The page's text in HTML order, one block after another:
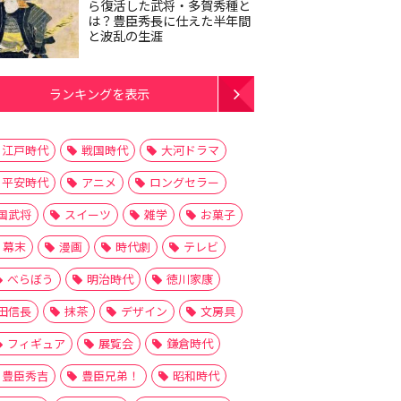
ら復活した武将・多賀秀種と
は？豊臣秀長に仕えた半年間
と波乱の生涯
ランキングを表示
江戸時代 戦国時代
大河ドラマ
平安時代
アニメ
ロングセラー
武将
スイーツ 雑学
お菓子
幕末
漫画 時代劇
テレビ
べらぼう
明治時代
徳川家康
信長
抹茶 デザイン
文房具
フィギュア
展覧会
鎌倉時代
豊臣秀吉
豊臣兄弟！
昭和時代